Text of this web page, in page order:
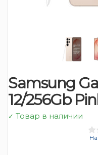
Samsung
12/256Gb
✓ Товар в наличии